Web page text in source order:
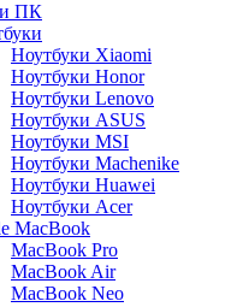
и ПК
Ноутбуки Xiaomi
Ноутбуки Honor
Ноутбуки Lenovo
Ноутбуки ASUS
Ноутбуки MSI
Ноутбуки Machenike
Ноутбуки Huawei
Ноутбуки Acer
MacBook
MacBook Pro
MacBook Air
MacBook Neo